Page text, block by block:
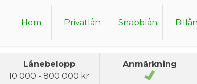
Hem Privatlån Snabblån Billån
Lånebelopp
10 000 - 800 000 kr
Anmärkning